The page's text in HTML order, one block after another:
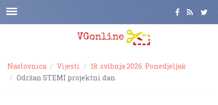
Naslovnica Vijesti
18. svibnja 2026. Ponedjeljak
Održan STEMI projektni dan